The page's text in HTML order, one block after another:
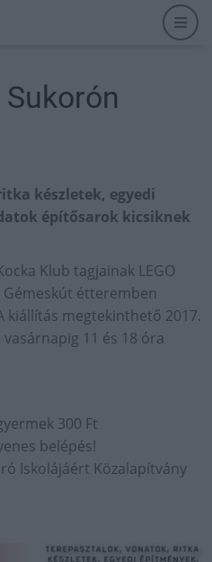
Sukorón
készletek, egyedi
építősarok kicsiknek
Klub tagjainak LEGO
étteremben
kiállítás megtekinthető 2017.
11 és 18 óra
300 Ft
belépés!
Iskolájáért Közalapítvány